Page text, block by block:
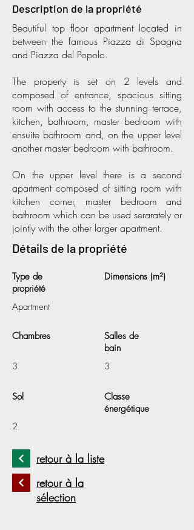
Description de la propriété
Beautiful top floor apartment located in
between the famous Piazza di Spagna
and Piazza del Popolo.
The property is set on 2 levels and
composed of entrance, spacious sitting
room with access to the stunning terrace,
kitchen, bathroom, master bedroom with
ensuite bathroom and, on the upper level
another master bedroom with bathroom.
On the upper level there is a second
apartment composed of sitting room with
kitchen corner, master bedroom and
bathroom which can be used serarately or
jointly with the other larger apartment.
Détails de la propriété
Type de
propriété
Apartment
Chambres
3
Sol
2
Dimensions (m²)
Salles de
bain
3
Classe
énergétique
retour à la liste
retour à la
sélection